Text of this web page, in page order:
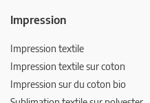
Impression
Impression textile
Impression textile sur coton
Impression sur du coton bio